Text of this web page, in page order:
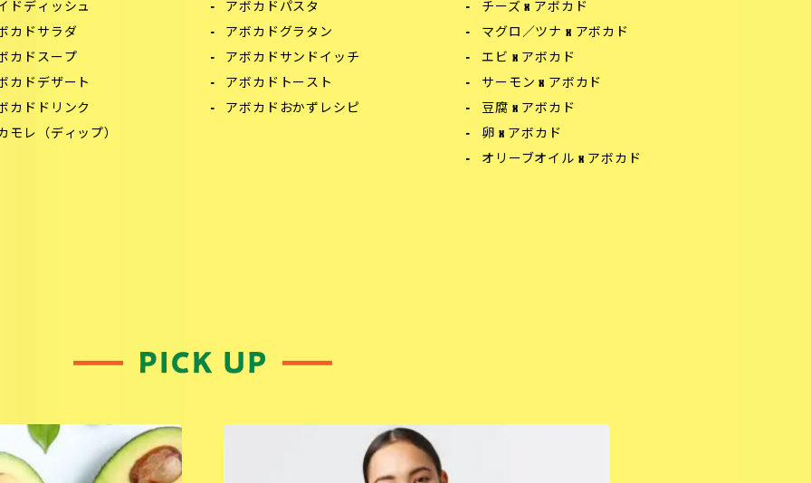
ドディッシュ
カドサラダ
カドスープ
カドデザート
カドドリンク
モレ（ディップ）
アボカドパスタ
アボカドグラタン
アボカドサンドイッチ
アボカドトースト
アボカドおかずレシピ
チーズ x アボカド
マグロ／ツナ x アボカド
エビ x アボカド
サーモン x アボカド
豆腐 x アボカド
卵 x アボカド
オリーブオイル x アボカド